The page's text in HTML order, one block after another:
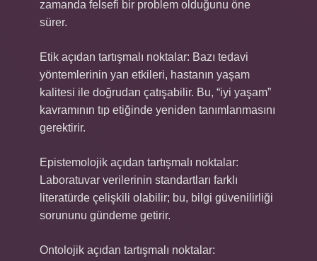
zamanda felsefi bir problem olduğunu öne
sürer.
Etik açıdan tartışmalı noktalar: Bazı tedavi
yöntemlerinin yan etkileri, hastanın yaşam
kalitesi ile doğrudan çatışabilir. Bu, “iyi yaşam”
kavramının tıp etiğinde yeniden tanımlanmasını
gerektirir.
Epistemolojik açıdan tartışmalı noktalar:
Laboratuvar verilerinin standartları farklı
literatürde çelişkili olabilir; bu, bilgi güvenilirliği
sorununu gündeme getirir.
Ontolojik açıdan tartışmalı noktalar: